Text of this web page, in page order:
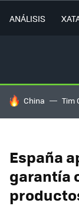
ANÁLISIS
HOY SE HABLA
China Tim
España
garantía